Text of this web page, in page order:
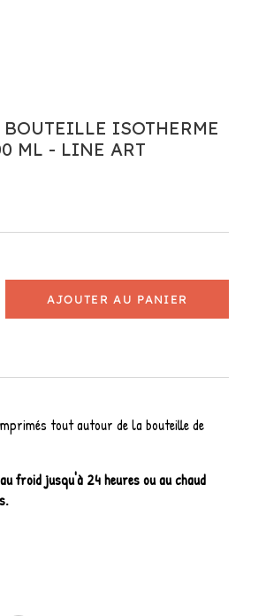
ISOTHERME
ML - LINE ART
AJOUTER AU PANIER
tout autour de la bouteille de
froid jusqu'à 24 heures ou au chaud